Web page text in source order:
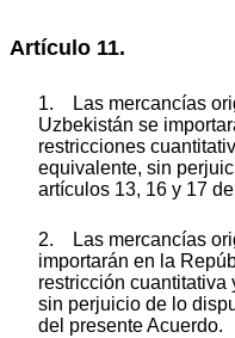
Artículo 11.
1. Las mercancías
Uzbekistán se
restricciones
equivalente, sin
artículos 13, 16 y 17
2. Las mercancías
importarán en la
restricción cuantitativa
sin perjuicio de lo
del presente Acuerdo.